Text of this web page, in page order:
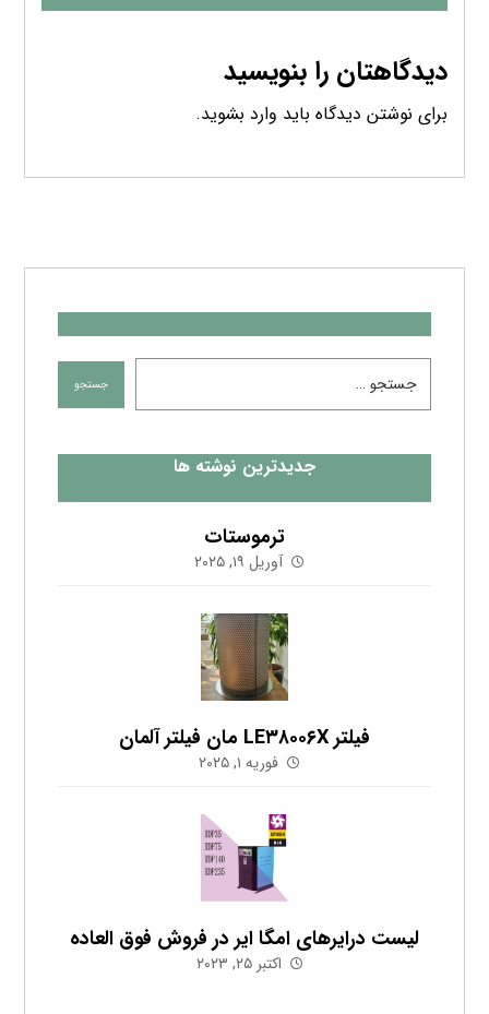
دیدگاهتان را بنویسید
برای نوشتن دیدگاه باید وارد بشوید.
جدیدترین نوشته ها
ترموستات
آوریل ۱۹, ۲۰۲۵
فیلتر LE۳۸۰۰۶X مان فیلتر آلمان
فوریه ۱, ۲۰۲۵
لیست درایرهای امگا ایر در فروش فوق العاده
اکتبر ۲۵, ۲۰۲۳